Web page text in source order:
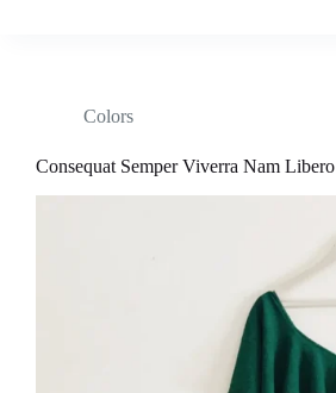
Colors
Consequat Semper Viverra Nam Libero